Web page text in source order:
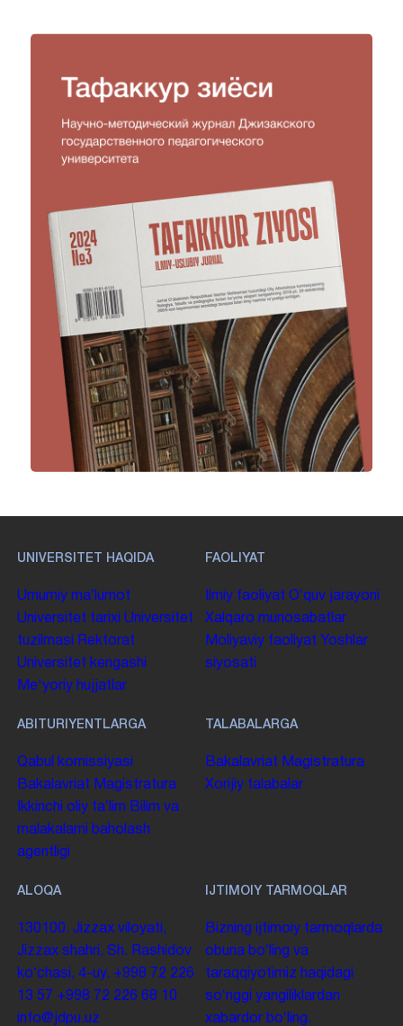
UNIVERSITET HAQIDA
Umumiy maʼlumot
Universitet tarixi Universitet
tuzilmasi
Rektorat
Universitet kengashi
Me'yoriy hujjatlar
FAOLIYAT
Ilmiy faoliyat Oʻquv jarayoni
Xalqaro munosabatlar
Moliyaviy faoliyat Yoshlar
siyosati
ABITURIYENTLARGA
Qabul komissiyasi
Bakalavriat Magistratura
Ikkinchi oliy taʼlim Bilim va
malakalarni baholash
agentligi
TALABALARGA
Bakalavriat Magistratura
Xorijiy talabalar
ALOQA
130100. Jizzax viloyati,
Jizzax shahri, Sh. Rashidov
koʻchasi, 4-uy. +998 72 226
13 57 +998 72 226 68 10
info@jdpu.uz
IJTIMOIY TARMOQLAR
Bizning ijtimoiy tarmoqlarda
obuna boʻling va
taraqqiyotimiz haqidagi
soʻnggi yangiliklardan
xabardor boʻling.